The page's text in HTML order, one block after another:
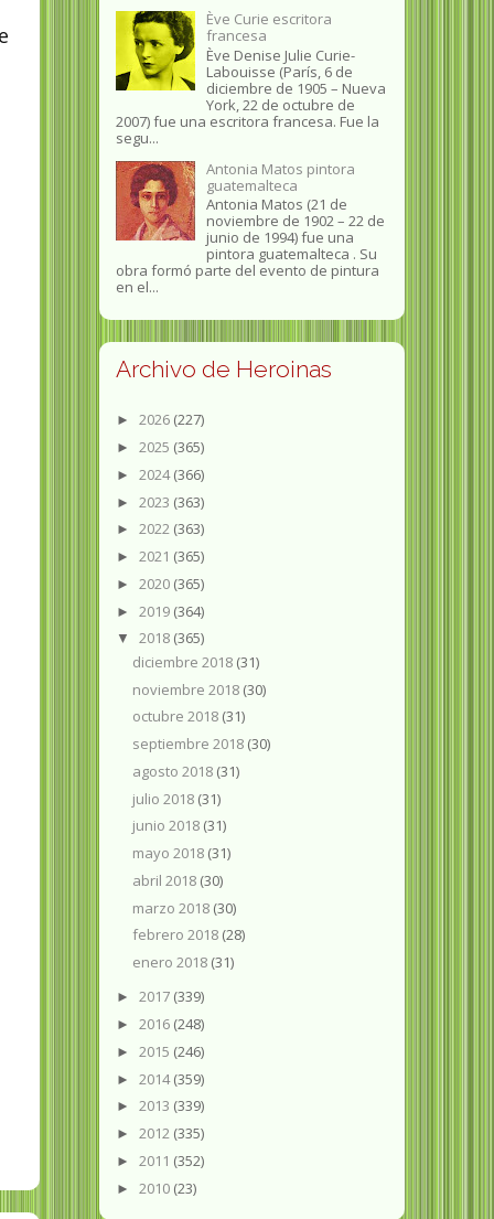
Ève Curie escritora
francesa
Ève Denise Julie Curie-
Labouisse (París, 6 de
diciembre de 1905 – Nueva
York, 22 de octubre de
2007) fue una escritora francesa. Fue la
segu...
Antonia Matos pintora
guatemalteca
Antonia Matos (21 de
noviembre de 1902 – 22 de
junio de 1994) fue una
pintora guatemalteca . Su
obra formó parte del evento de pintura
en el...
Archivo de Heroinas
► 2026 (227)
► 2025 (365)
► 2024(366)
► 2023 (363)
► 2022 (363)
► 2021 (365)
► 2020 (365)
► 2019 (364)
▼ 2018 (365)
diciembre 2018 (31)
noviembre 2018 (30)
octubre 2018 (31)
septiembre 2018 (30)
agosto 2018 (31)
julio 2018 (31)
junio 2018 (31)
mayo 2018 (31)
abril 2018 (30)
marzo 2018 (30)
febrero 2018 (28)
enero 2018 (31)
► 2017 (339)
► 2016 (248)
► 2015 (246)
► 2014(359)
► 2013 (339)
► 2012 (335)
► 2011 (352)
► 2010 (23)